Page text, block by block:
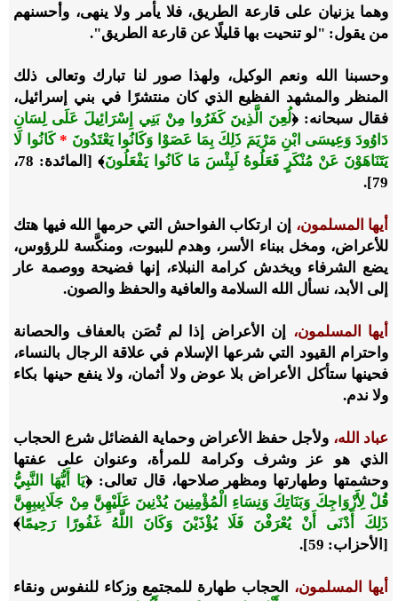
وهما يزنيان على قارعة الطريق، فلا يأمر ولا ينهى، وأحسنهم
من يقول: "لو تنحيت بها قليلًا عن قارعة الطريق".
وحسبنا الله ونعم الوكيل، ولهذا صور لنا تبارك وتعالى ذلك
المنظر والمشهد الفظيع الذي كان منتشرًا في بني إسرائيل،
فقال سبحانه: ﴿لُعِنَ الَّذِينَ كَفَرُوا مِنْ بَنِي إِسْرَائِيلَ عَلَى لِسَانِ
دَاوُودَ وَعِيسَى ابْنِ مَرْيَمَ ذَلِكَ بِمَا عَصَوْا وَكَانُوا يَعْتَدُونَ *كَانُوا لَا
يَتَنَاهَوْنَ عَنْ مُنْكَرٍ فَعَلُوهُ لَبِئْسَ مَا كَانُوا يَفْعَلُونَ﴾
[المائدة: 78،
79].
أيها المسلمون، إن ارتكاب الفواحش التي حرمها الله فيها هتك
للأعراض، ومخل ببناء الأسر، وهدم للبيوت، ومنكَّسة للرؤوس،
يضع الشرفاء ويخدش كرامة النبلاء، إنها فضيحة ووصمة عار
إلى الأبد، نسأل الله السلامة والعافية والحفظ والصون.
أيها المسلمون، إن الأعراض إذا لم تُصَن بالعفاف والحصانة
واحترام القيود التي شرعها الإسلام في علاقة الرجال بالنساء،
فحينها ستأكل الأعراض بلا عوض ولا أثمان، ولا ينفع حينها بكاء
ولا ندم.
عباد الله، ولأجل حفظ الأعراض وحماية الفضائل شرع الحجاب
الذي هو عز وشرف وكرامة للمرأة، وعنوان على عفتها
وحشمتها وطهارتها ومظهر صلاحها، قال تعالى: ﴿يَا أَيُّهَا النَّبِيُّ
قُلْ لِأَزْوَاجِكَ وَبَنَاتِكَ وَنِسَاءِ الْمُؤْمِنِينَ يُدْنِينَ عَلَيْهِنَّ مِنْ جَلَابِيبِهِنَّ
ذَلِكَ أَدْنَى أَنْ يُعْرَفْنَ فَلَا يُؤْذَيْنَ وَكَانَ اللَّهُ غَفُورًا رَحِيمًا﴾
[الأحزاب: 59].
أيها المسلمون، الحجاب طهارة للمجتمع وزكاء للنفوس ونقاء